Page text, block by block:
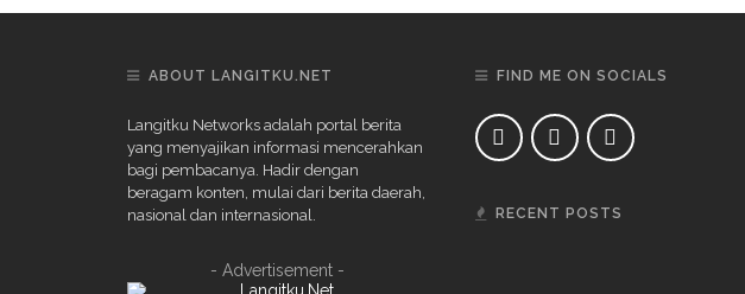
ABOUT LANGITKU.NET
Langitku Networks adalah portal berita
yang menyajikan informasi mencerahkan
bagi pembacanya. Hadir dengan
beragam konten, mulai dari berita daerah,
nasional dan internasional.
- Advertisement -
FIND ME ON SOCIALS
RECENT POSTS